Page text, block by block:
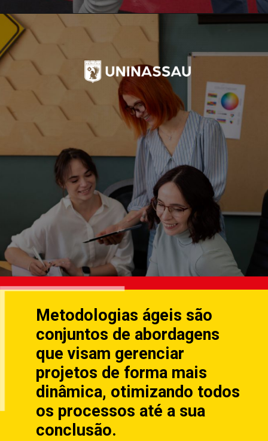
Metodologias ágeis são
conjuntos de abordagens
que visam gerenciar
projetos de forma mais
dinâmica, otimizando todos
os processos até a sua
conclusão.